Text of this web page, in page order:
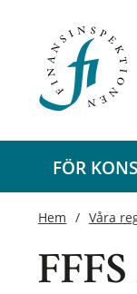
FÖR
Hem Våra